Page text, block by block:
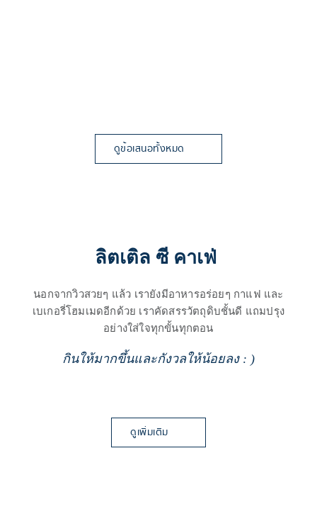
ดูข้อเสนอทั้งหมด
ลิตเติล ซี คาเฟ่
นอกจากวิวสวยๆ แล้ว เรายังมีอาหารอร่อยๆ กาแฟ และ
เบเกอรี่โฮมเมดอีกด้วย เราคัดสรรวัตถุดิบชั้นดี แถมปรุง
อย่างใส่ใจทุกขั้นทุกตอน
กินให้มากขึ้นและกังวลให้น้อยลง : )
ดูเพิ่มเติม